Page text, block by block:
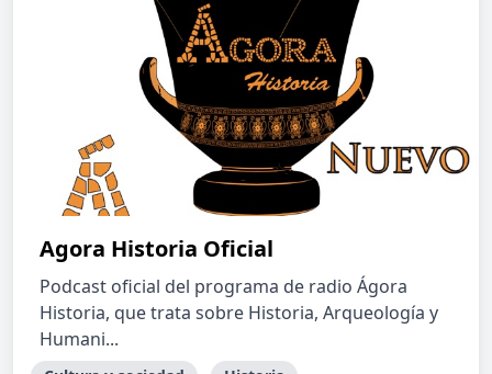
Agora Historia Oficial
Podcast oficial del programa de radio Ágora
Historia, que trata sobre Historia, Arqueología y
Humani...